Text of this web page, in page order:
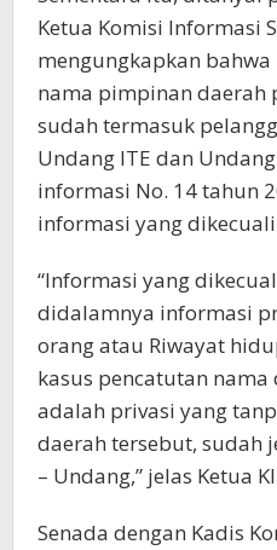
Ketua Komisi Informasi
mengungkapkan
nama pimpinan daerah
sudah termasuk
Undang ITE dan
informasi No. 14 tahun
informasi yang
“Informasi yang
didalamnya informasi
orang atau Riwayat
kasus pencatutan
adalah privasi yang
daerah tersebut, sudah
– Undang,” jelas Ketua
Senada dengan Kadis